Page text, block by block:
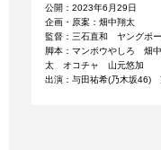
公開：2023年6月29日
企画・原案：畑中翔太
監督：三石直和 ヤングポ
脚本：マンボウやしろ 畑
太 オコチャ 山元悠加
出演：与田祐希(乃木坂